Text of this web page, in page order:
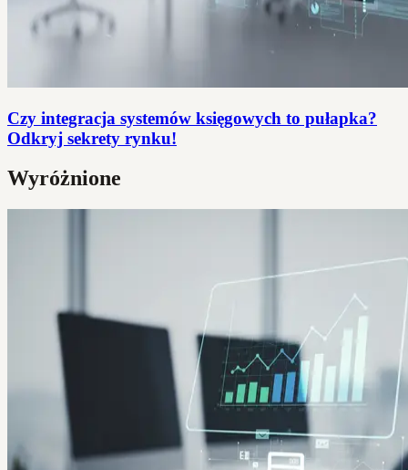
Czy integracja systemów księgowych to pułapka?
Odkryj sekrety rynku!
Wyróżnione